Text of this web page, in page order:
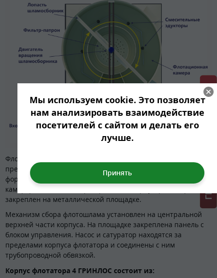
Флотатор производительностью 4 м3/ч от ГРИНЛОС
представляет собой открытую емкость цилиндрической
формы из полипропилена, которая состоит из нескольких
камер, разделенных перегородками. Корпус флотатора
закреплен на металлической площадке.
Механизм сбора флотошлама установлен на центральной
верхней части корпуса. На площадке закреплена панель с
блоком управления. Насос и сатуратор находятся за
пределами корпуса флотатора и соединены с ним
трубопроводной обвязкой.
Корпус флотатора 4 ГРИНЛОС состоит из:
ГРИНЛОС + скидка = 1 мин!
Мы используем cookie. Это позволяет
нам анализировать взаимодействие
посетителей с сайтом и делать его
лучше.